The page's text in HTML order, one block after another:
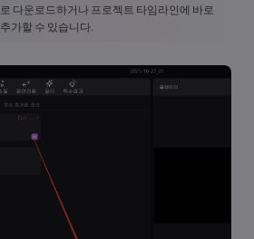
로 다운로드하거나 프로젝트 타임라인에 바로
추가할 수 있습니다.